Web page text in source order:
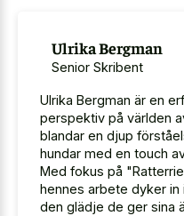
Ulrika Bergman
Senior Skribent
Ulrika Bergman är en
perspektiv på världen
blandar en djup
hundar med en touch
Med fokus på
hennes arbete dyker in
den glädje de ger sina